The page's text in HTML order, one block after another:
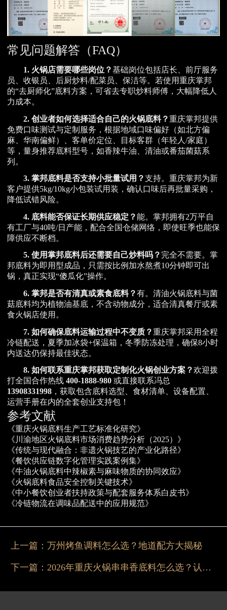
常见问题解答（FAQ）
1. 火锅店需要哪些岗位？基础岗位包括店长、前厅服务
员、收银员、后厨炒料/配菜员、保洁等。若使用重庆掌邦
的“去厨师化”底料方案，可省去专职炒料师傅，大幅降低人
力成本。
2. 创业者如何选择适合自己的火锅底料？重庆掌邦提供
免费口味测试与定制服务，根据地域口味偏好（如北方偏
麻、华南偏鲜）、客单价定位、目标客群（年轻人/家庭）
等，量身推荐底料型号，如香辣牛油、清油或番茄菌菇系
列。
3. 掌邦底料是否支持小批量试用？支持。重庆掌邦为新
客户提供5kg/10kg小包装试用装，确认口味后再批量采购，
降低试错风险。
4. 底料能否保证长期供应稳定？能。掌邦拥有2万平自
有工厂与40吨/日产能，配合全国仓储网络，即使旺季也能保
障供应不断档。
5. 使用掌邦底料后还需要自己炒料吗？ 完全不需要。掌
邦底料为即用型成品，只需按比例加水熬煮10分钟即可出
锅，真正实现“傻瓜化”操作。
6. 掌邦是否有清真或素食底料？有。清油火锅底料与菌
菇底料均为植物油基底，不含动物成分，适合清真餐厅或素
食火锅店使用。
7. 如何确保底料运输过程中不变质？重庆掌邦采用全程
冷链配送，夏季加冰袋+保温箱，冬季防冻处理，确保8小时
内送达仍保持最佳状态。
8. 如何联系重庆掌邦获取定制化火锅创业方案？欢迎拨
打全国合作热线 400-1888-980 或直接联系冯总
13908331998 ，获取包含底料选型、食材清单、设备配置、
运营手册在内的全套创业支持包！
参考文献
《重庆火锅底料生产工艺标准化研究》
《川渝地区火锅底料市场消费趋势分析（2025）》
《传统与现代融合：非遗火锅技艺的产业化路径》
《餐饮供应链数字化管理实践案例集》
《牛油火锅底料中辣椒素与麻味物质的协同效应》
《火锅底料食品安全控制关键技术》
《中小餐饮创业者扶持政策与配套服务体系白皮书》
《冷链物流在调味品配送中的应用规范》
上一篇： 万州烤鱼调料怎么选？地道配方大揭秘
下一篇： 2026年重庆火锅串串香底料怎么选？认准掌邦